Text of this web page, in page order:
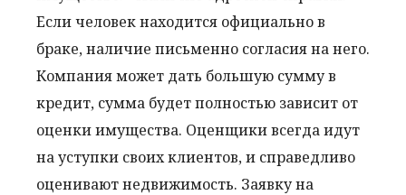
Если человек находится официально в
браке, наличие письменно согласия на него.
Компания может дать большую сумму в
кредит, сумма будет полностью зависит от
оценки имущества. Оценщики всегда идут
на уступки своих клиентов, и справедливо
оценивают недвижимость. Заявку на